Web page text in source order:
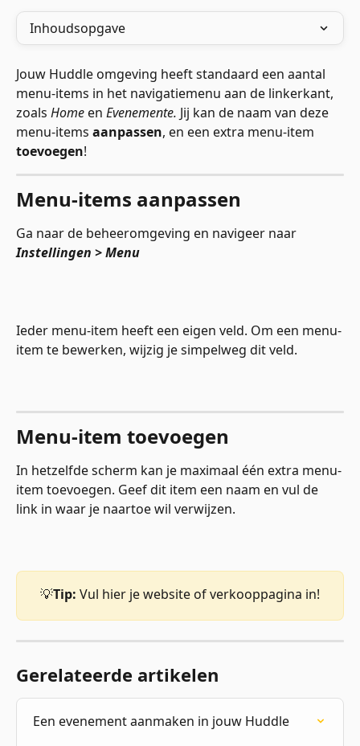
Inhoudsopgave
Jouw Huddle omgeving heeft standaard een aantal
menu-items in het navigatiemenu aan de linkerkant,
zoals Home en Evenemente. Jij kan de naam van deze
menu-items aanpassen, en een extra menu-item
toevoegen!
Menu-items aanpassen
Ga naar de beheeromgeving en navigeer naar
Instellingen > Menu
Ieder menu-item heeft een eigen veld. Om een menu-
item te bewerken, wijzig je simpelweg dit veld.
Menu-item toevoegen
In hetzelfde scherm kan je maximaal één extra menu-
item toevoegen. Geef dit item een naam en vul de
link in waar je naartoe wil verwijzen.
💡Tip: Vul hier je website of verkooppagina in!
Gerelateerde artikelen
Een evenement aanmaken in jouw Huddle